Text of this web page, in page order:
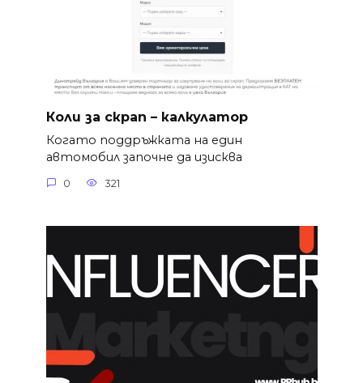
Коли за скрап – калкулатор
Когато поддръжката на един
автомобил започне да изисква
0 321